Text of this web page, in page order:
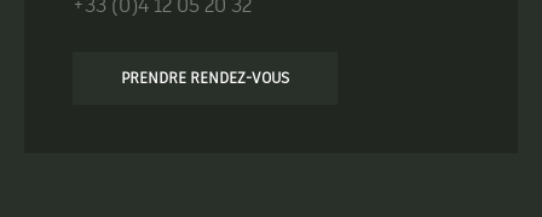
PRENDRE RENDEZ-VOUS